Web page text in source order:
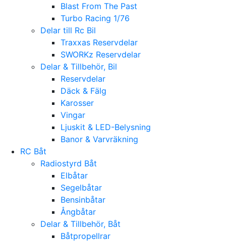
Blast From The Past
Turbo Racing 1/76
Delar till Rc Bil
Traxxas Reservdelar
SWORKz Reservdelar
Delar & Tillbehör, Bil
Reservdelar
Däck & Fälg
Karosser
Vingar
Ljuskit & LED-Belysning
Banor & Varvräkning
RC Båt
Radiostyrd Båt
Elbåtar
Segelbåtar
Bensinbåtar
Ångbåtar
Delar & Tillbehör, Båt
Båtpropellrar